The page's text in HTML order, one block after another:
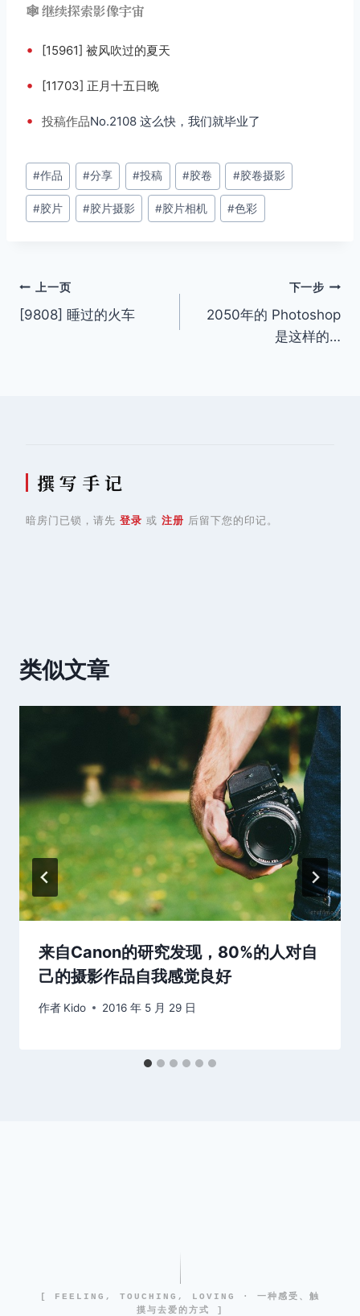
🕸️ 继续探索影像宇宙
• [15961] 被风吹过的夏天
• [11703] 正月十五日晚
• 投稿作品No.2108 这么快，我们就毕业了
文
章
标
#作品 #分享 #投稿 #胶卷 #胶卷摄影
#胶片 #胶片摄影 #胶片相机 #色彩
文
章
上一页
[9808] 睡过的火车
下一步
2050年的 Photoshop
是这样的…
撰 写 手 记
暗房门已锁，请先 登录 或 注册 后留下您的印记。
类似文章
来自Canon的研究发现，80%的人对自
己的摄影作品自我感觉良好
作者 Kido 2016 年 5 月 29 日
[ FEELING, TOUCHING, LOVING · 一种感受、触
摸与去爱的方式 ]